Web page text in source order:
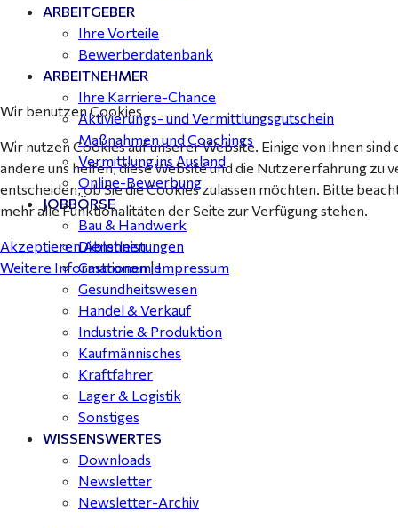
ARBEITGEBER
Ihre Vorteile
Bewerberdatenbank
ARBEITNEHMER
Ihre Karriere-Chance
Aktivierungs- und Vermittlungsgutschein
Maßnahmen und Coachings
Vermittlung ins Ausland
Online-Bewerbung
JOBBÖRSE
Bau & Handwerk
Dienstleistungen
Gastronomie
Gesundheitswesen
Handel & Verkauf
Industrie & Produktion
Kaufmännisches
Kraftfahrer
Lager & Logistik
Sonstiges
WISSENSWERTES
Downloads
Newsletter
Newsletter-Archiv
Wir benutzen Cookies
Wir nutzen Cookies auf unserer Website. Einige von ihnen
andere uns helfen, diese Website und die Nutzererfahrung zu
entscheiden, ob Sie die Cookies zulassen möchten. Bitte
mehr alle Funktionalitäten der Seite zur Verfügung stehen.
AkzeptierenAblehnen
Weitere Informationen|Impressum